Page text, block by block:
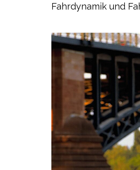
Fahrdynamik und